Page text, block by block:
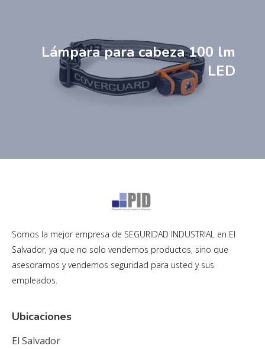
Lámpara para cabeza 100 lm
LED
Somos la mejor empresa de SEGURIDAD INDUSTRIAL en El
Salvador, ya que no solo vendemos productos, sino que
asesoramos y vendemos seguridad para usted y sus
empleados.
Ubicaciones
El Salvador